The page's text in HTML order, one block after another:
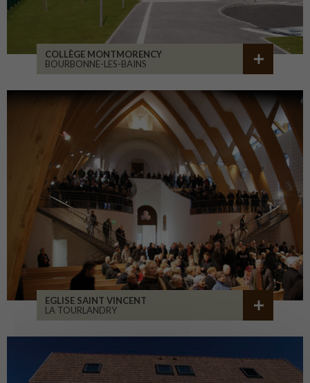
COLLÈGE MONTMORENCY
BOURBONNE-LES-BAINS
EGLISE SAINT VINCENT
LA TOURLANDRY